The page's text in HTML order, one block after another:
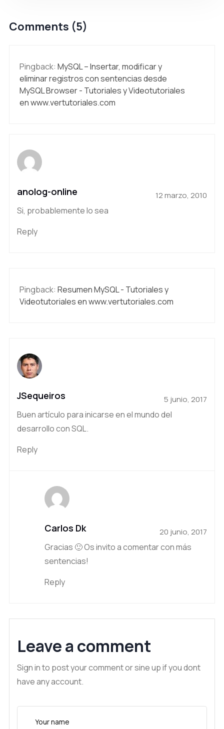
Comments (5)
Pingback: MySQL – Insertar, modificar y
eliminar registros con sentencias desde
MySQL Browser - Tutoriales y Videotutoriales
en www.vertutoriales.com
anolog-online 12 marzo, 2010
Si, probablemente lo sea
Reply
Pingback: Resumen MySQL - Tutoriales y
Videotutoriales en www.vertutoriales.com
JSequeiros 5 junio, 2017
Buen artículo para inicarse en el mundo del
desarrollo con SQL.
Reply
Carlos Dk 20 junio, 2017
Gracias 🙂 Os invito a comentar con más
sentencias!
Reply
Leave a comment
Sign in to post your comment or sine up if you dont
have any account.